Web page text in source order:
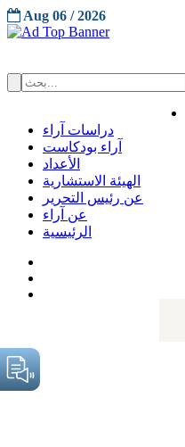
Aug 06 / 2026
دراسات آراء
آراء بودكاست
الأعداد
الهيئة الاستشارية
عن رئيس التحرير
عن آراء
الرئيسية